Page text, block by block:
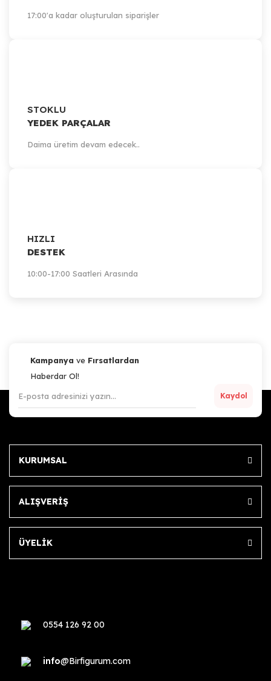
17:00'a kadar oluşturulan siparişler
STOKLU
YEDEK PARÇALAR
Daima üretim devam edecek..
HIZLI
DESTEK
10:00-17:00 Saatleri Arasında
Kampanya ve Fırsatlardan
Haberdar Ol!
Kaydol
KURUMSAL
ALIŞVERİŞ
ÜYELİK
0554 126 92 00
info@Birfigurum.com